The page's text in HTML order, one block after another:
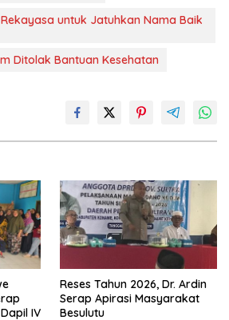
untuk Jatuhkan Nama Baik
Ditolak Bantuan Kesehatan
IV
Reses Tahun 2026, Dr. Ardin
Serap Apirasi Masyarakat
Besulutu